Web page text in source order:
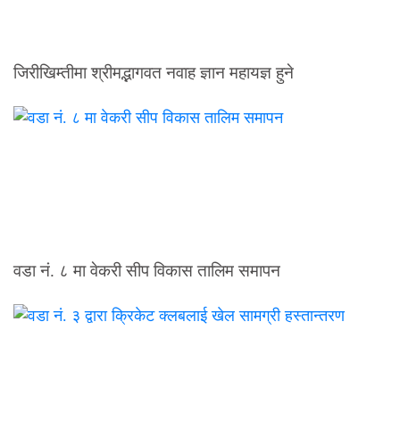
जिरीखिम्तीमा श्रीमद्भागवत नवाह ज्ञान महायज्ञ हुने
वडा नं. ८ मा वेकरी सीप विकास तालिम समापन